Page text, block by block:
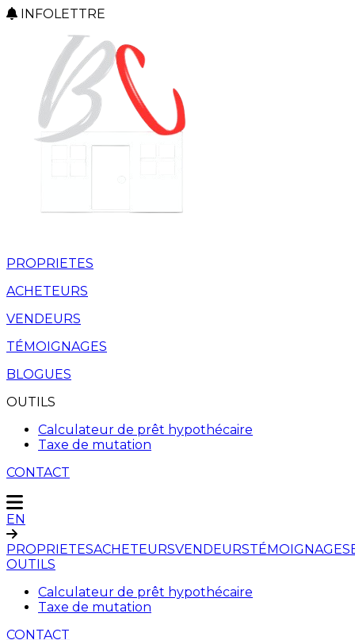
INFOLETTRE
PROPRIETES
ACHETEURS
VENDEURS
TÉMOIGNAGES
BLOGUES
OUTILS
Calculateur de prêt hypothécaire
Taxe de mutation
CONTACT
EN
PROPRIETESACHETEURSVENDEURSTÉMOIGNAGES
OUTILS
Calculateur de prêt hypothécaire
Taxe de mutation
CONTACT